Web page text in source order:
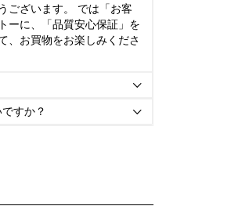
ございます。 では「お客
ーに、「品質安心保証」を
、お買物をお楽しみくださ

すか？ 